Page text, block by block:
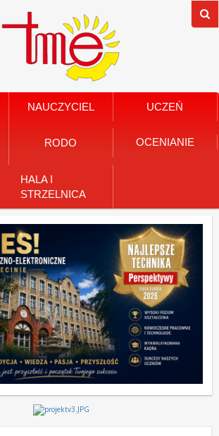
NAUCZYCIEL UCZEŃ
RODO OCENIANIE
HALA I
STRZELNICA